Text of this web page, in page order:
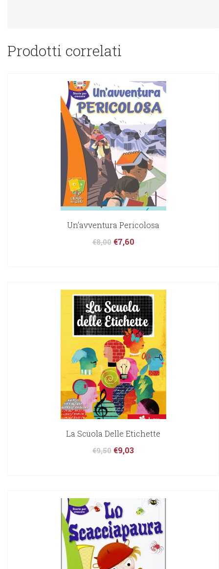
Prodotti correlati
Un’avventura Pericolosa
€8,00 €7,60
La Scuola Delle Etichette
€9,50 €9,03